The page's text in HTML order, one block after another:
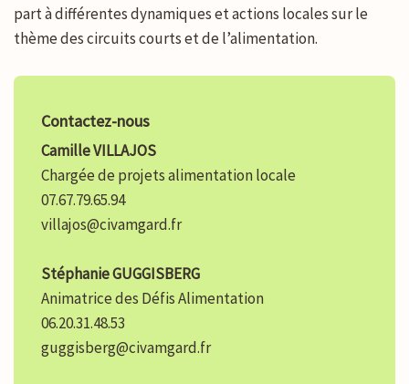
part à différentes dynamiques et actions locales sur le
thème des circuits courts et de l’alimentation.
Contactez-nous
Camille VILLAJOS
Chargée de projets alimentation locale
07.67.79.65.94
villajos@civamgard.fr
Stéphanie GUGGISBERG
Animatrice des Défis Alimentation
06.20.31.48.53
guggisberg@civamgard.fr